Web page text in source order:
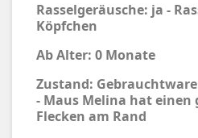
Rasselgeräusche: ja -
Köpfchen
Ab Alter: 0 Monate
Zustand:
- Maus Melina hat einen
Flecken am Rand